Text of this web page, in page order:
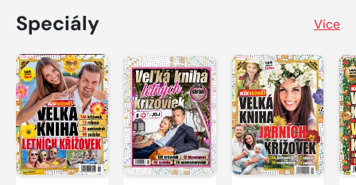
Speciály Více